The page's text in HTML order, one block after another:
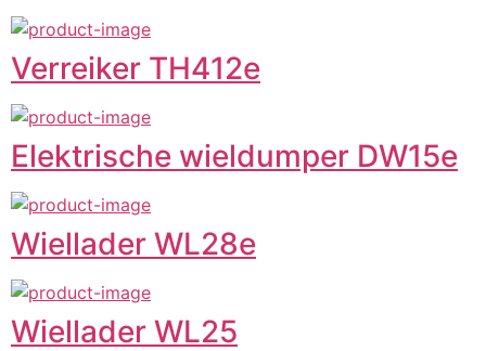
Verreiker TH412e
Elektrische wieldumper DW15e
Wiellader WL28e
Wiellader WL25